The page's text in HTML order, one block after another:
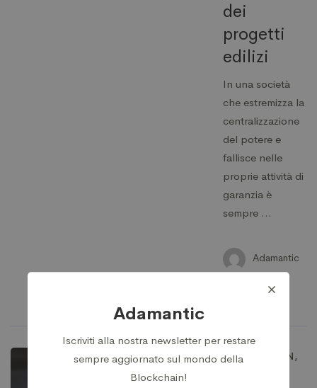
dei
progetti
edilizi
In una società
che estremizza la
centralizzazione
del potere e
fallisce nelle
proprie attività di
garanzia è
sempre …
Adamantic
28 Ottobre
BLOCKCHAIN,
Adamantic
Iscriviti alla nostra newsletter per restare
sempre aggiornato sul mondo della
Blockchain!